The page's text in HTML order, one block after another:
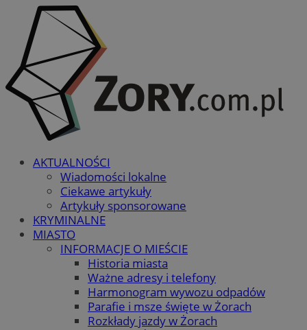
AKTUALNOŚCI
Wiadomości lokalne
Ciekawe artykuły
Artykuły sponsorowane
KRYMINALNE
MIASTO
INFORMACJE O MIEŚCIE
Historia miasta
Ważne adresy i telefony
Harmonogram wywozu odpadów
Parafie i msze święte w Żorach
Rozkłady jazdy w Żorach